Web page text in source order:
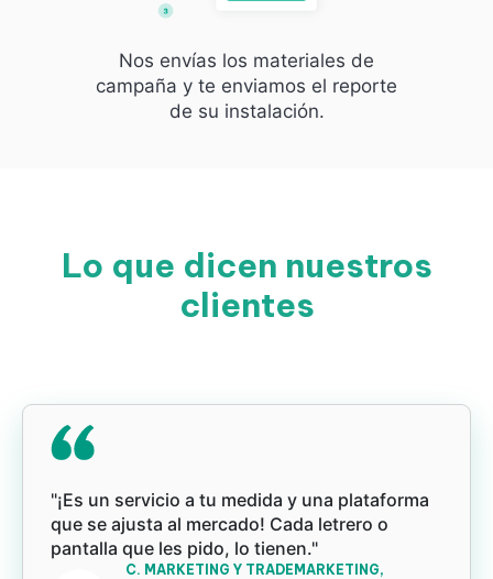
Nos envías los materiales de
campaña y te enviamos el reporte
de su instalación.
Lo que dicen nuestros
clientes
"¡Es un servicio a tu medida y una plataforma
que se ajusta al mercado! Cada letrero o
pantalla que les pido, lo tienen."
C. MARKETING Y TRADEMARKETING,